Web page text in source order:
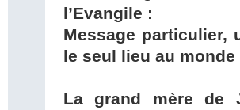
l’Evangile :
Message particulier,
le seul lieu au
La grand mère de